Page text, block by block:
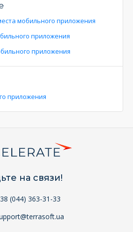
мобильного приложения
приложения
приложения
приложения
на связи!
(044) 363-31-33